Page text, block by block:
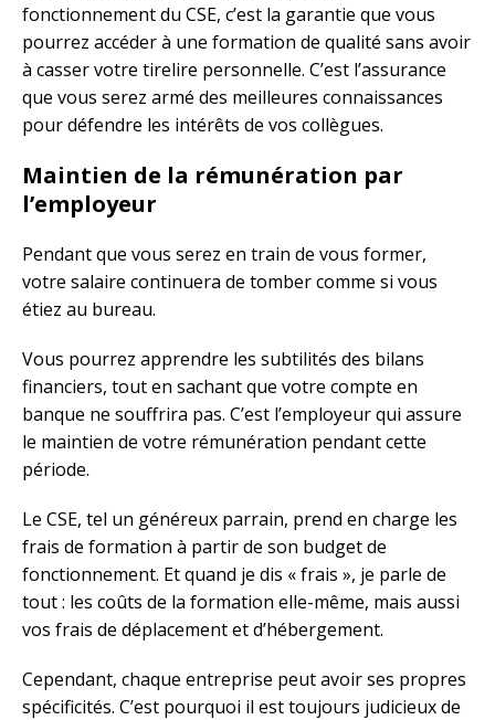
fonctionnement du CSE, c’est la garantie que vous
pourrez accéder à une formation de qualité sans avoir
à casser votre tirelire personnelle. C’est l’assurance
que vous serez armé des meilleures connaissances
pour défendre les intérêts de vos collègues.
Maintien de la rémunération par
l’employeur
Pendant que vous serez en train de vous former,
votre salaire continuera de tomber comme si vous
étiez au bureau.
Vous pourrez apprendre les subtilités des bilans
financiers, tout en sachant que votre compte en
banque ne souffrira pas. C’est l’employeur qui assure
le maintien de votre rémunération pendant cette
période.
Le CSE, tel un généreux parrain, prend en charge les
frais de formation à partir de son budget de
fonctionnement. Et quand je dis « frais », je parle de
tout : les coûts de la formation elle-même, mais aussi
vos frais de déplacement et d’hébergement.
Cependant, chaque entreprise peut avoir ses propres
spécificités. C’est pourquoi il est toujours judicieux de